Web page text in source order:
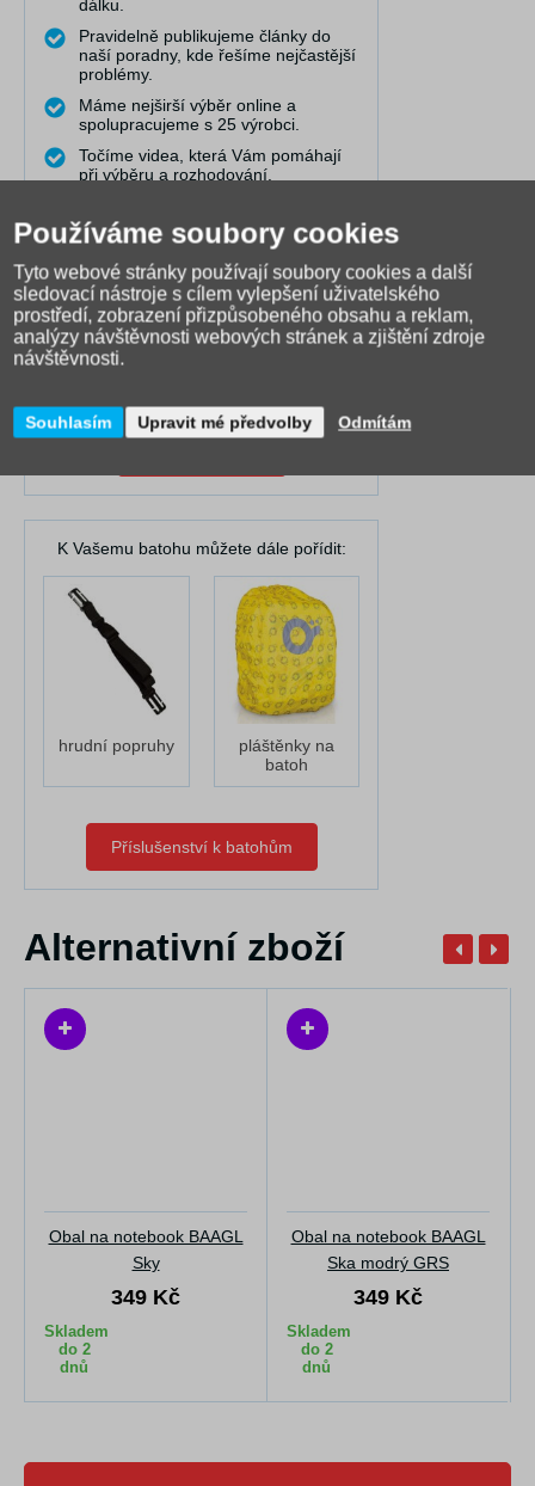
dálku.
Pravidelně publikujeme články do
naší poradny, kde řešíme nejčastější
problémy.
Máme nejširší výběr online a
spolupracujeme s 25 výrobci.
Točíme videa, která Vám pomáhají
při výběru a rozhodování.
Obraťte se na nás
U nás máte jistotu.
V případě reklamace nabízíme
K Vašemu batohu můžete dále pořídit:
hrudní popruhy
pláštěnky na
batoh
Příslušenství k batohům
Alternativní zboží
Obal na notebook BAAGL
Sky
349 Kč
Skladem
do 2
dnů
Obal na notebook BAAGL
Ska modrý GRS
349 Kč
Skladem
do 2
dnů
Používáme soubory cookies
Tyto webové stránky používají soubory cookies a další
sledovací nástroje s cílem vylepšení uživatelského
prostředí, zobrazení přizpůsobeného obsahu a reklam,
analýzy návštěvnosti webových stránek a zjištění zdroje
návštěvnosti.
Souhlasím Upravit mé předvolby Odmítám